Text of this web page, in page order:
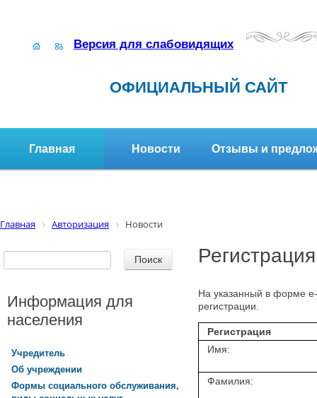
Версия для слабовидящих
ОФИЦИАЛЬНЫЙ САЙТ
Главная Новости Отзывы и
Главная Авторизация Новости
Регистрация
На указанный в форме
регистрации.
Регистрация
Имя:
Фамилия:
Информация для
населения
Учредитель
Об учреждении
Формы социального обслуживания,